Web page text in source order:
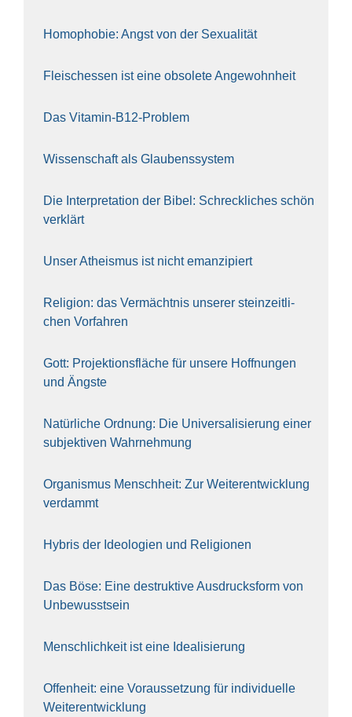
Homo­pho­bie: Angst von der Sexua­li­tät
Fleisch­essen ist eine obso­le­te An‍ge‍wohn‍heit
Das Vit­amin-B12-Pro­blem
Wis­sen­schaft als Glau­bens­sys­tem
Die Inter­pre­ta­ti­on der Bibel: Schreck­li­ches schön
ver­klärt
Unser Athe­is­mus ist nicht eman­zi­piert
Reli­gi­on: das Ver­mächt­nis unse­rer stein­zeit­li­
chen Vor­fah­ren
Gott: Pro­jek­ti­ons­flä­che für unse­re Hoff­nun­gen
und Ängs­te
Natür­li­che Ord­nung: Die Uni­ver­sa­li­sie­rung einer
sub­jek­ti­ven Wahr­neh­mung
Orga­nis­mus Mensch­heit: Zur Wei­ter­ent­wick­lung
ver­dammt
Hybris der Ideo­lo­gien und Reli­gio­nen
Das Böse: Eine destruk­ti­ve Aus­drucks­form von
Unbe­wusst­sein
Mensch­lich­keit ist eine Idea­li­sie­rung
Offen­heit: eine Vor­aus­set­zung für indi­vi­du­el­le
Wei­ter­ent­wick­lung